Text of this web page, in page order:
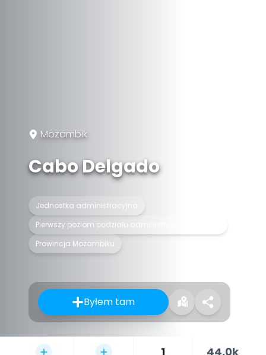
Mozambik
Cabo Delgado
Jednostka administracyjna
Pierwszy poziom podziału administracyjnego kraju
Prowincja Mozambiku
Byłem tam
1 44,0k